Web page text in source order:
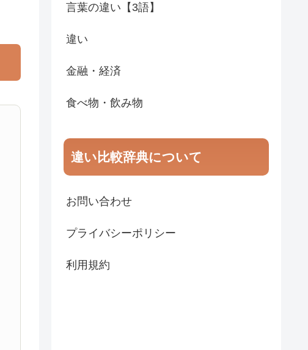
言葉の違い【3語】
違い
金融・経済
食べ物・飲み物
違い比較辞典について
お問い合わせ
プライバシーポリシー
利用規約